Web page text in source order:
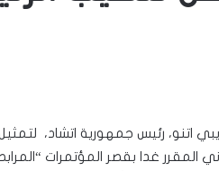
اتنو، رئيس جمهورية اتشاد،
المقرر غدا بقصر المؤتمرات
/ …حزب الانصاف …/ بين
وسندان المغاضبين